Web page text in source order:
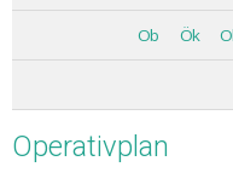
Ob Ök Ol
Operativplan